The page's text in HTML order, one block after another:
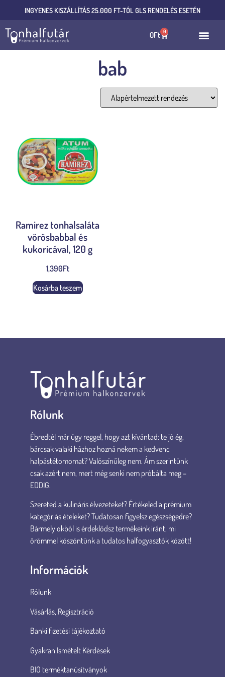
INGYENES KISZÁLLÍTÁS 25.000 FT-TÓL GLS RENDELÉS ESETÉN
0Ft 0
bab
Ramirez tonhalsaláta
vörösbabbal és
kukoricával, 120 g
1,390Ft
Kosárba teszem
Rólunk
Ébredtél már úgy reggel, hogy azt kívántad: te jó ég,
bárcsak valaki házhoz hozná nekem a kedvenc
halpástétomomat? Valószínűleg nem. Ám szerintünk
csak azért nem, mert még senki nem próbálta meg –
EDDIG.
Szereted a kulináris élvezeteket? Értékeled a prémium
kategóriás ételeket? Tudatosan figyelsz egészségedre?
Bármely okból is érdeklődsz termékeink iránt, mi
örömmel köszöntünk a tudatos halfogyasztók között!
Információk
Rólunk
Vásárlás, Regisztráció
Banki fizetési tájékoztató
Gyakran Ismételt Kérdések
BIO terméktanúsítványok